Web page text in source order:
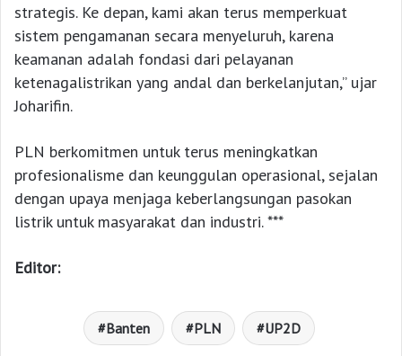
strategis. Ke depan, kami akan terus memperkuat
sistem pengamanan secara menyeluruh, karena
keamanan adalah fondasi dari pelayanan
ketenagalistrikan yang andal dan berkelanjutan,” ujar
Joharifin.
PLN berkomitmen untuk terus meningkatkan
profesionalisme dan keunggulan operasional, sejalan
dengan upaya menjaga keberlangsungan pasokan
listrik untuk masyarakat dan industri. ***
Editor:
Banten PLN UP2D